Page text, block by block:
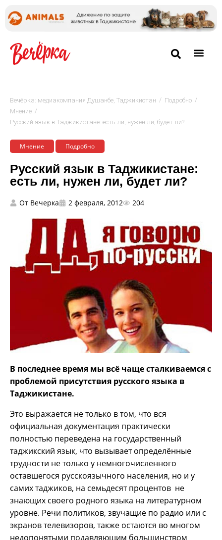
Вечёрка: медиакомпания Душанбе, Таджикистан / Подробно /
Мнение /
Русский язык в Таджикистане: есть ли, нужен ли, будет ли?
Мнение Подробно
Русский язык в Таджикистане:
есть ли, нужен ли, будет ли?
От Вечерка 2 февраля, 2012 204
В последнее время мы всё чаще сталкиваемся с
проблемой присутствия русского языка в
Таджикистане.
Это выражается не только в том, что вся
официальная документация практически
полностью переведена на государственный
таджикский язык, что вызывает определённые
трудности не только у немногочисленного
оставшегося русскоязычного населения, но и у
самих таджиков, на семьдесят процентов не
знающих своего родного языка на литературном
уровне. Речи политиков, звучащие по радио или с
экранов телевизоров, также остаются во многом
недопонятыми подавляющим большинством